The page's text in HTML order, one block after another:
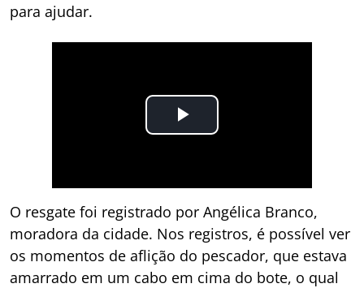
para ajudar.
O resgate foi registrado por Angélica Branco,
moradora da cidade. Nos registros, é possível ver
os momentos de aflição do pescador, que estava
amarrado em um cabo em cima do bote, o qual